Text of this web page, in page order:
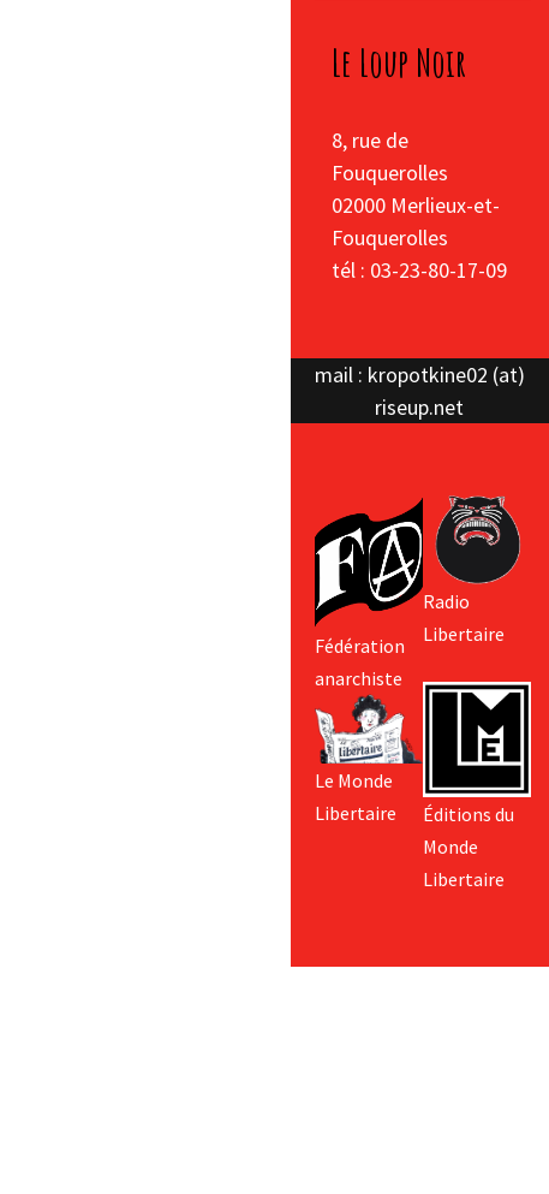
Le Loup Noir
8, rue de
Fouquerolles
02000 Merlieux-et-
Fouquerolles
tél : 03-23-80-17-09
mail : kropotkine02 (at)
riseup.net
Fédération
anarchiste
Le Monde
Libertaire
Radio
Libertaire
Éditions du
Monde
Libertaire